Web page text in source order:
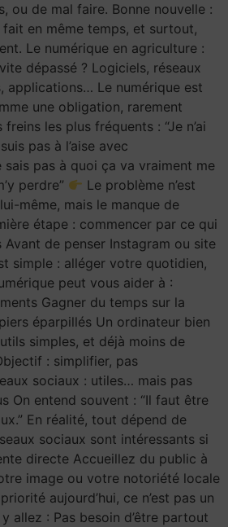
ou de mal faire. Bonne nouvelle :
en même temps, et surtout,
Le numérique en agriculture :
dépassé ? Logiciels, réseaux
applications… Le numérique est
une obligation, rarement
les plus fréquents : “Je n’ai
pas à l’aise avec
sais pas à quoi ça va vraiment me
perdre”
Le problème n’est
même, mais le manque de
étape : commencer par ce qui
de penser Instagram ou site
simple : alléger votre quotidien,
peut vous aider à :
Gagner du temps sur la
éparpillés Un ordinateur bien
simples, et déjà moins de
: simplifier, pas
sociaux : utiles… mais pas
On entend souvent : “Il faut être
En réalité, tout dépend de
sociaux sont intéressants si
directe Accueillez du public à
image ou votre notoriété locale
aujourd’hui, ce n’est pas un
allez : Pas besoin d’être partout